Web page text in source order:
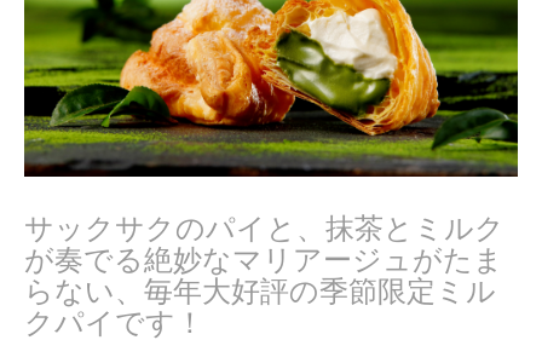
サックサクのパイと、抹茶とミルク
が奏でる絶妙なマリアージュがたま
らない、毎年大好評の季節限定ミル
クパイです！